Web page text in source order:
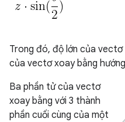
Trong đó, độ lớn của
của vectơ xoay bằng
Ba phần tử của vectơ
xoay bằng với 3 thành
phần cuối cùng của một